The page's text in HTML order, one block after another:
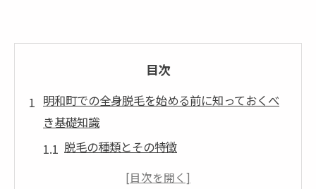
目次
明和町での全身脱毛を始める前に知っておくべ
き基礎知識
脱毛の種類とその特徴
全身脱毛の効果と期間